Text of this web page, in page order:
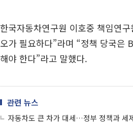
한국자동차연구원 이호중 책임연
오가 필요하다”라며 “정책 당국은
해야 한다”라고 말했다.
관련 뉴스
자동차도 큰 차가 대세…정부 정책과 세